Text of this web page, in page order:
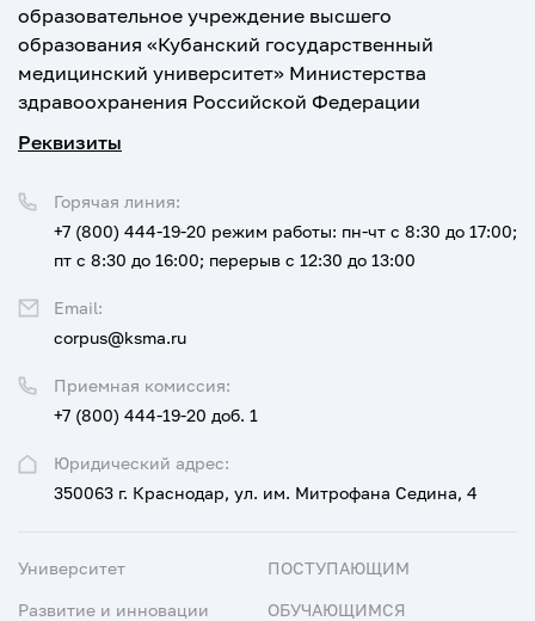
образовательное учреждение высшего
образования «Кубанский государственный
медицинский университет» Министерства
здравоохранения Российской Федерации
Реквизиты
Юридический адрес:
350063 г. Краснодар, ул. им. Митрофана Седина, 4
Приемная комиссия:
+7 (800) 444-19-20 доб. 1
Горячая линия:
+7 (800) 444-19-20 режим работы: пн-чт с 8:30 до 17:00;
пт с 8:30 до 16:00; перерыв с 12:30 до 13:00
Email:
corpus@ksma.ru
Университет
Развитие и инновации
ПОСТУПАЮЩИМ
ОБУЧАЮЩИМСЯ